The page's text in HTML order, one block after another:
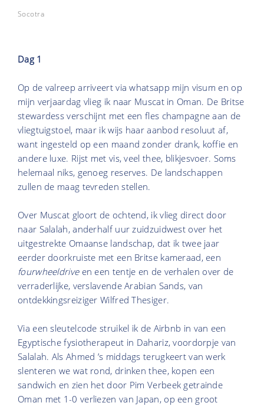
Socotra
Dag 1
Op de valreep arriveert via whatsapp mijn visum en op
mijn verjaardag vlieg ik naar Muscat in Oman. De Britse
stewardess verschijnt met een fles champagne aan de
vliegtuigstoel, maar ik wijs haar aanbod resoluut af,
want ingesteld op een maand zonder drank, koffie en
andere luxe. Rijst met vis, veel thee, blikjesvoer. Soms
helemaal niks, genoeg reserves. De landschappen
zullen de maag tevreden stellen.
Over Muscat gloort de ochtend, ik vlieg direct door
naar Salalah, anderhalf uur zuidzuidwest over het
uitgestrekte Omaanse landschap, dat ik twee jaar
eerder doorkruiste met een Britse kameraad, een
fourwheeldriveen een tentje en de verhalen over de
verraderlijke, verslavende Arabian Sands, van
ontdekkingsreiziger Wilfred Thesiger.
Via een sleutelcode struikel ik de Airbnb in van een
Egyptische fysiotherapeut in Dahariz, voordorpje van
Salalah. Als Ahmed ’s middags terugkeert van werk
slenteren we wat rond, drinken thee, kopen een
sandwich en zien het door Pim Verbeek getrainde
Oman met 1-0 verliezen van Japan, op een groot